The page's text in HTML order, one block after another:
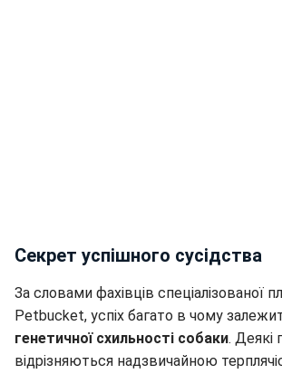
Секрет успішного сусідства
За словами фахівців спеціалізованої
Petbucket, успіх багато в чому
генетичної схильності собаки. Деякі
відрізняються надзвичайною